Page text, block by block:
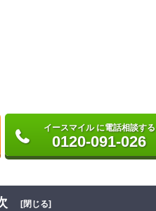
イースマイル に電話相談する
0120-091-026
[閉じる]